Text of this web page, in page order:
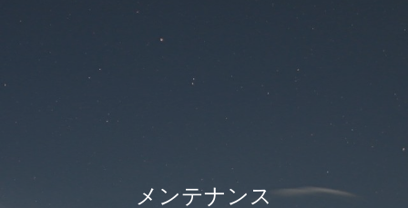
メンテナンス